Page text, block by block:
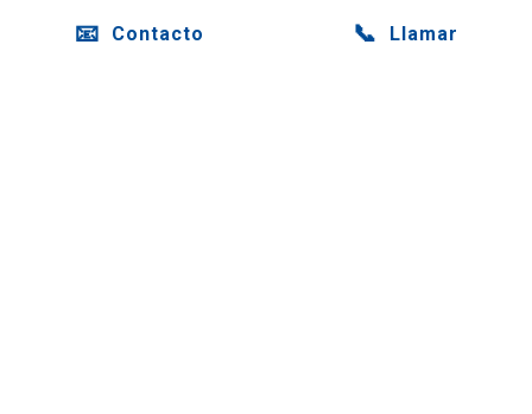
📧 Contacto 📞 Llamar